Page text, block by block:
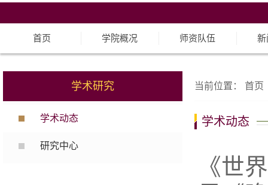
首页 学院概况 师资队伍 新
学术研究
学术动态
研究中心
当前位置： 首页
学术动态
《世